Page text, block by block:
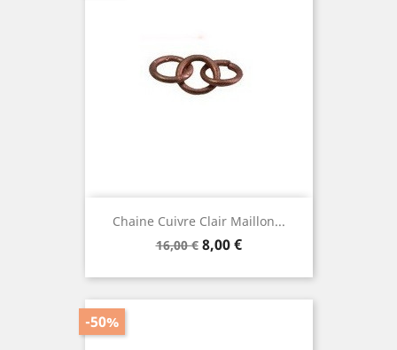
Chaine Cuivre Clair Maillon...
Prix
base
16,00 € Prix
8,00 €
-50%